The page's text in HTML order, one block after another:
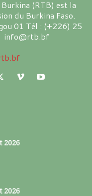
(RTB) est la
du Burkina Faso.
01 Tél : (+226) 25
info@rtb.bf
2026
2026